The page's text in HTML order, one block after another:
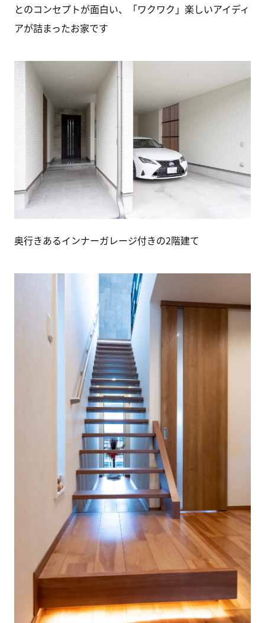
とのコンセプトが面白い、「ワクワク」楽しいアイディ
アが詰まったお家です
奥行きあるインナーガレージ付きの2階建て